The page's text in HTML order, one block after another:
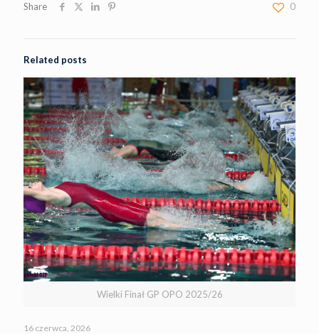
Share 0
Related posts
Wielki Finał GP OPO 2025/26
16 czerwca, 2026